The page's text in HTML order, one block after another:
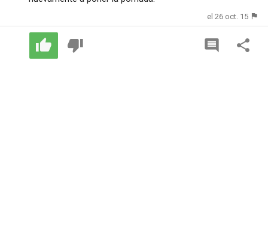
el 26 oct. 15